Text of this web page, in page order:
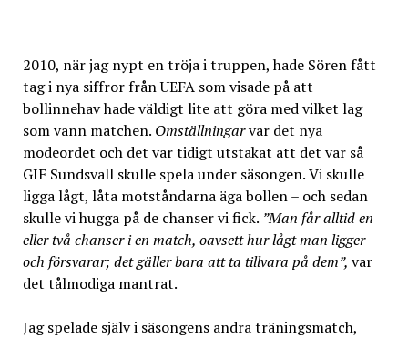
2010, när jag nypt en tröja i truppen, hade Sören fått
tag i nya siffror från UEFA som visade på att
bollinnehav hade väldigt lite att göra med vilket lag
som vann matchen. Omställningarvar det nya
modeordet och det var tidigt utstakat att det var så
GIF Sundsvall skulle spela under säsongen. Vi skulle
ligga lågt, låta motståndarna äga bollen – och sedan
skulle vi hugga på de chanser vi fick. ”Man får alltid en
eller två chanser i en match, oavsett hur lågt man ligger
och försvarar; det gäller bara att ta tillvara på dem”, var
det tålmodiga mantrat.
Jag spelade själv i säsongens andra träningsmatch,